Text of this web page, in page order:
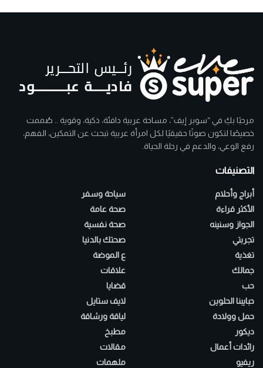
مرحبًا بكِ في “سوبر إيف”، مساحة عربية دافئة، ذكية، وقوية .. صُممت
خصيصًا لتكون صوتًا حقيقيًا لكل امرأة عربية تبحث عن التمكين، الفهم،
رفع الوعي، والدعم في رحلة الحياة.
التصنيفات
أبراج وأحلام
الأكثر قراءة
الجواز وسنينه
تجربتي
تغذية
جمالك
حب
حبايبنا الحلوين
حمل وولادة
ديكور
رائدات أعمال
ريفيو
سياحة وسفر
صحة عامة
صحة نفسية
صحتك بالدنيا
ع الموضة
علاقات
قضايا
لايف ستايل
لياقة ورشاقة
مطبخ
مقالات
ملهمات